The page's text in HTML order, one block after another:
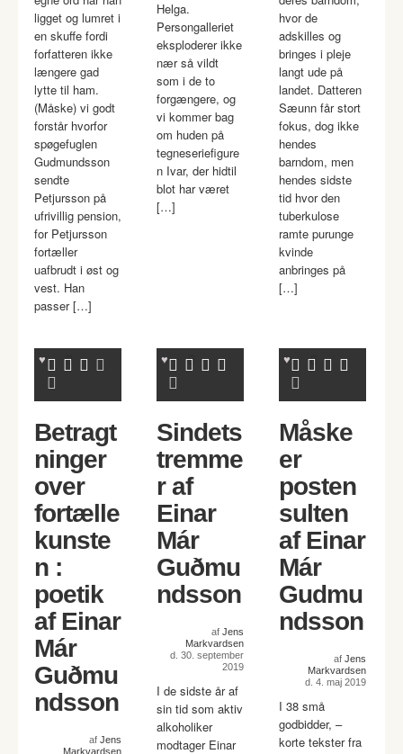
ligget og lumret i
en skuffe fordi
forfatteren ikke
længere gad
lytte til ham.
(Måske) vi godt
forstår hvorfor
spøgefuglen
Gudmundsson
sendte
Petjursson på
ufrivillig pension,
for Petjursson
fortæller
uafbrudt i øst og
vest. Han
passer […]
Helga.
Persongalleriet
eksploderer ikke
nær så vildt
som i de to
forgængere, og
vi kommer bag
om huden på
tegneseriefigure
n Ivar, der hidtil
blot har været
[…]
hvor de
adskilles og
bringes i pleje
langt ude på
landet. Datteren
Sæunn får stort
fokus, dog ikke
hendes
barndom, men
hendes sidste
tid hvor den
tuberkulose
ramte purunge
kvinde
anbringes på
[…]
Betragt
ninger
over
fortælle
kunste
n :
poetik
af Einar
Már
Guðmu
ndsson
af Jens
Markvardsen
Sindets
tremme
r af
Einar
Már
Guðmu
ndsson
af Jens
Markvardsen
d. 30. september
2019
I de sidste år af
sin tid som aktiv
alkoholiker
modtager Einar
Måske
er
posten
sulten
af Einar
Már
Gudmu
ndsson
af Jens
Markvardsen
d. 4. maj 2019
I 38 små
godbidder, –
korte tekster fra